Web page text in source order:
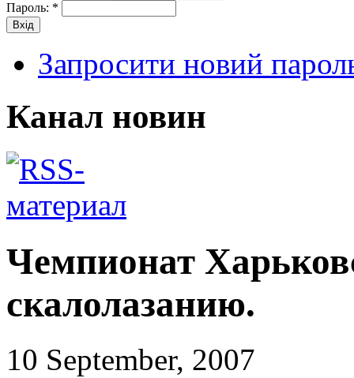
Пароль: *
Запросити новий
Канал новин
Чемпионат
скалолазанию.
10 September, 2007